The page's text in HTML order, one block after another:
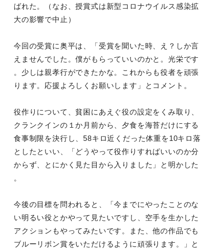
ばれた。（なお、授賞式は新型コロナウイルス感染拡
大の影響で中止）
今回の受賞に奥平は、「受賞を聞いた時、え？しか言
えませんでした。僕がもらっていいのかと。光栄です
。少しは親孝行ができたかな。これからも役者を頑張
ります。応援よろしくお願いします」とコメント。
役作りについて、貧困にあえぐ役の設定をくみ取り、
クランクインの１か月前から、夕食を海苔だけにする
食事制限を決行し、58キロ近くだった体重を10キロ落
としたといい、「どうやって役作りすればいいのか分
からず、とにかく見た目から入りました」と明かした
。
今後の目標を問われると、「今までにやったことのな
い明るい役とかやって見たいですし、空手を生かした
アクションもやってみたいです。また、他の作品でも
ブルーリボン賞をいただけるように頑張ります。」と